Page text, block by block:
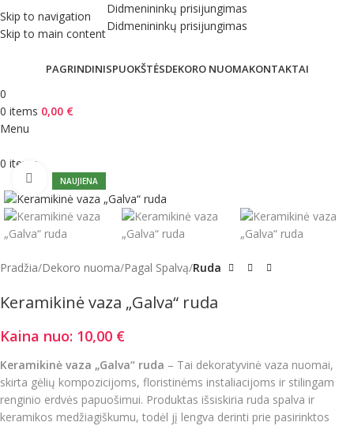
Skip to navigation
Skip to main content
Didmenininkų prisijungimas
Didmenininkų prisijungimas
PAGRINDINISPUOKŠTĖSDEKORO NUOMAKONTAKTAI
0
0 items 0,00 €
Menu
0 items
NAUJIENA
Click to enlarge
Pradžia Dekoro nuoma Pagal Spalvą Ruda
Keramikinė vaza „Galva“ ruda
Kaina nuo: 10,00 €
Keramikinė vaza „Galva“ ruda – Tai dekoratyvinė vaza nuomai,
skirta gėlių kompozicijoms, floristinėms instaliacijoms ir stilingam
renginio erdvės papuošimui. Produktas išsiskiria ruda spalva ir
keramikos medžiagiškumu, todėl jį lengva derinti prie pasirinktos